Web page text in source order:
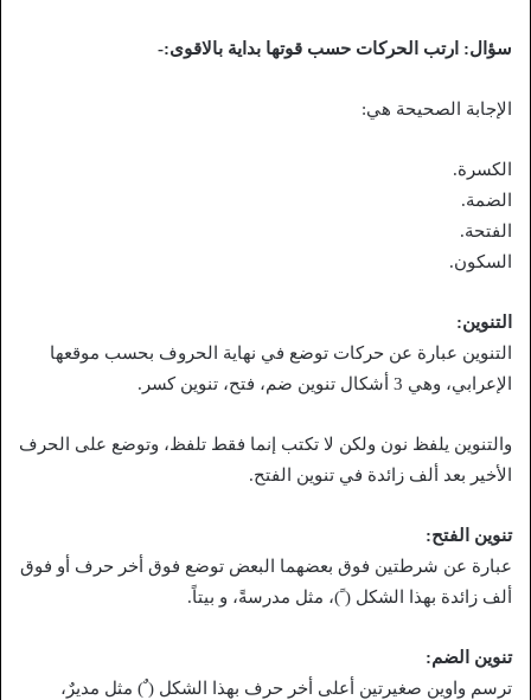
سؤال: ارتب الحركات حسب قوتها بداية بالاقوى:-
الإجابة الصحيحة هي:
الكسرة.
الضمة.
الفتحة.
السكون.
التنوين:
التنوين عبارة عن حركات توضع في نهاية الحروف بحسب موقعها
الإعرابي، وهي 3 أشكال تنوين ضم، فتح، تنوين كسر.
والتنوين يلفظ نون ولكن لا تكتب إنما فقط تلفظ، وتوضع على الحرف
الأخير بعد ألف زائدة في تنوين الفتح.
تنوين الفتح:
عبارة عن شرطتين فوق بعضهما البعض توضع فوق أخر حرف أو فوق
ألف زائدة بهذا الشكل ( ً)، مثل مدرسةً، و بيتاً.
تنوين الضم:
ترسم واوين صغيرتين أعلى أخر حرف بهذا الشكل ( ٌ) مثل مديرٌ،